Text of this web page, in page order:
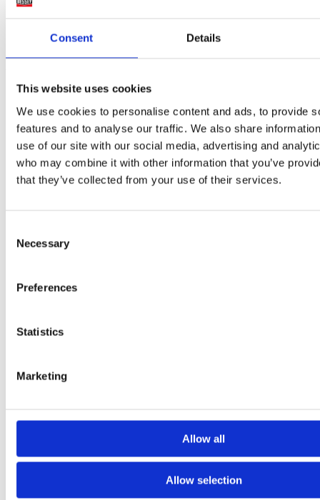
Consent Details
This website uses cookies
We use cookies to personalise content and ads, to provide
features and to analyse our traffic. We also share
use of our site with our social media, advertising and
who may combine it with other information that you’ve
that they’ve collected from your use of their services.
Selection
Necessary
Preferences
Statistics
Marketing
Allow all
Allow selection
Montaj aletleri için aksesuarlar
Tek elle güçlü: 180 kg'a kadar hassas ve güvenli bir şekilde